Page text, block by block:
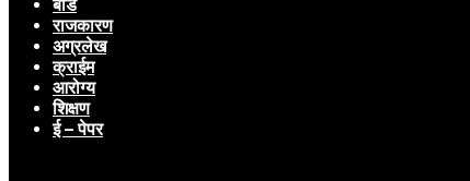
बीड
राजकारण
अग्रलेख
क्राईम
आरोग्य
शिक्षण
ई – पेपर